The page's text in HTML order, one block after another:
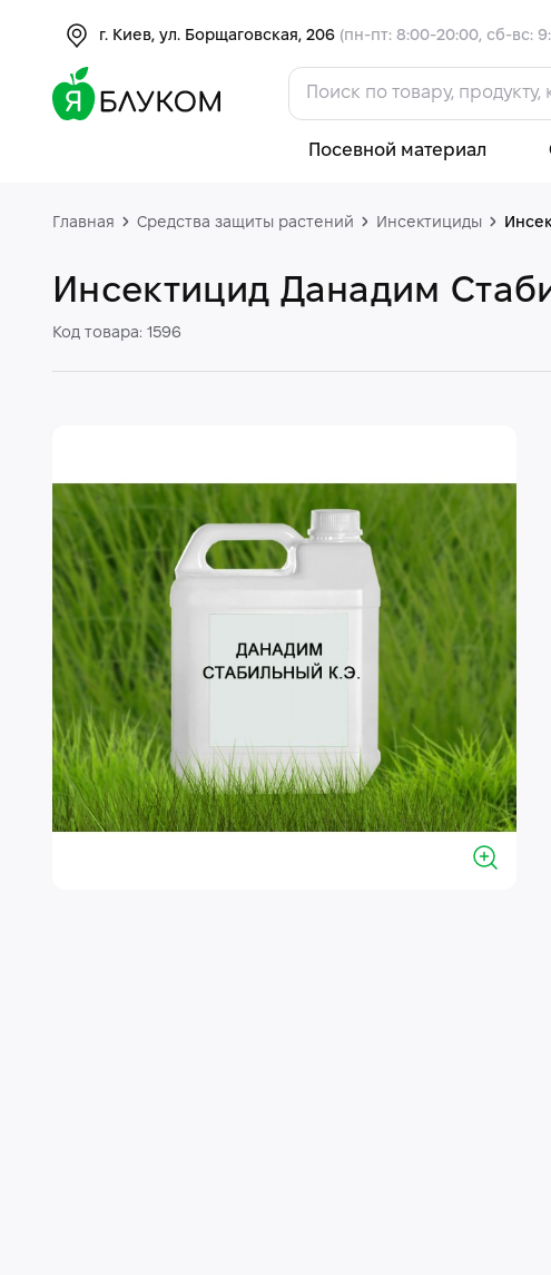
г. Киев, ул. Борщаговская, 206 (пн-пт: 8:00-20:00, сб-вс:
Посевной материал
Главная Средства защиты растений Инсектициды
Инсектицид Данадим
Код товара: 1596